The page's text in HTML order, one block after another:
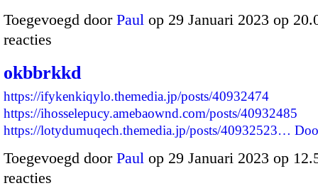
Toegevoegd door Paul op 29 Januari 2023 op
reacties
okbbrkkd
https://ifykenkiqylo.themedia.jp/posts/40932474
https://ihosselepucy.amebaownd.com/posts/40932485
https://lotydumuqech.themedia.jp/posts/40932523…
Toegevoegd door Paul op 29 Januari 2023 op
reacties